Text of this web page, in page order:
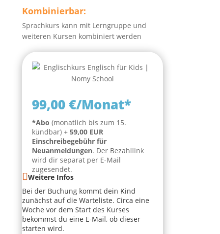
Kombinierbar:
Sprachkurs kann mit Lerngruppe und
weiteren Kursen kombiniert werden
99,00 €/Monat*
*Abo (monatlich bis zum 15.
kündbar) + 59,00 EUR
Einschreibegebühr für
Neuanmeldungen. Der Bezahllink
wird dir separat per E-Mail
zugesendet.
Weitere Infos
Bei der Buchung kommt dein Kind
zunächst auf die Warteliste. Circa eine
Woche vor dem Start des Kurses
bekommst du eine E-Mail, ob dieser
starten wird.